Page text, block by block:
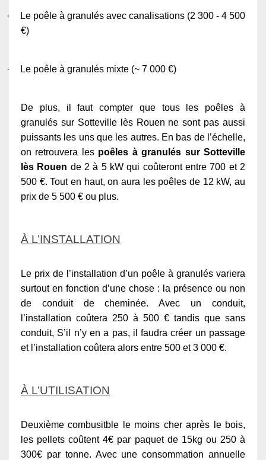
·
Le poêle à granulés avec canalisations (2 300 - 4 500
€)
· Le poêle à granulés mixte (~ 7 000 €)
De plus, il faut compter que tous les poêles à
granulés sur Sotteville lès Rouen ne sont pas aussi
puissants les uns que les autres. En bas de l’échelle,
on retrouvera les poêles à granulés sur Sotteville
lès Rouen de 2 à 5 kW qui coûteront entre 700 et 2
500 €. Tout en haut, on aura les poêles de 12 kW, au
prix de 5 500 € ou plus.
À L’INSTALLATION
Le prix de l’installation d’un poêle à granulés variera
surtout en fonction d’une chose : la présence ou non
de conduit de cheminée. Avec un conduit,
l’installation coûtera 250 à 500 € tandis que sans
conduit, S’il n’y en a pas, il faudra créer un passage
et l’installation coûtera alors entre 500 et 3 000 €.
À L’UTILISATION
Deuxième combusitble le moins cher après le bois,
les pellets coûtent 4€ par paquet de 15kg ou 250 à
300€ par tonne. Avec une consommation annuelle